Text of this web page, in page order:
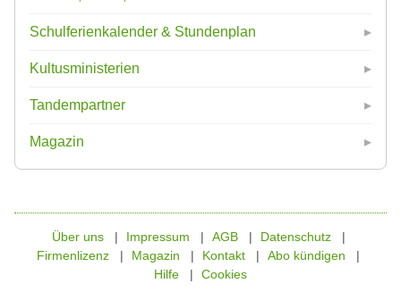
Schulferienkalender & Stundenplan
Kultusministerien
Tandempartner
Magazin
Über uns Impressum AGB
Datenschutz
Firmenlizenz
Magazin Kontakt
Abo kündigen
Hilfe
Cookies